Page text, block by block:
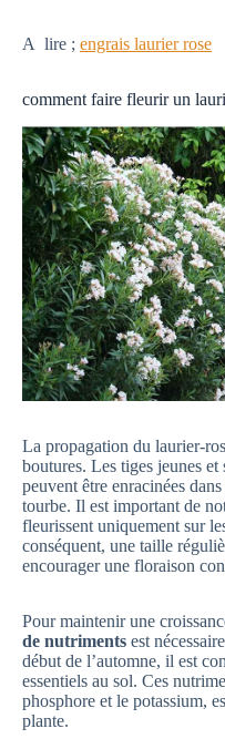
A lire ; engrais laurier rose
comment faire fleurir un
La propagation du laurier-
boutures. Les tiges jeunes et
peuvent être enracinées
tourbe. Il est important de
fleurissent uniquement sur
conséquent, une taille
encourager une floraison
Pour maintenir une
de nutriments est
début de l’automne, il est
essentiels au sol. Ces
phosphore et le potassium,
plante.